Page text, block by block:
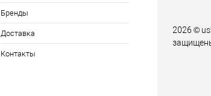
Бренды
Доставка
Контакты
2026 ©